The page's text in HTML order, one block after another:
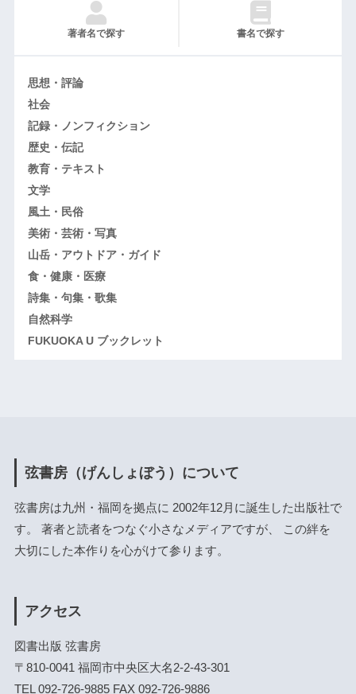
著者名で探す 書名で探す
思想・評論
社会
記録・ノンフィクション
歴史・伝記
教育・テキスト
文学
風土・民俗
美術・芸術・写真
山岳・アウトドア・ガイド
食・健康・医療
詩集・句集・歌集
自然科学
FUKUOKA U ブックレット
弦書房（げんしょぼう）について
弦書房は九州・福岡を拠点に 2002年12月に誕生した出版社で
す。 著者と読者をつなぐ小さなメディアですが、 この絆を
大切にした本作りを心がけて参ります。
アクセス
図書出版 弦書房
〒810-0041 福岡市中央区大名2-2-43-301
TEL 092-726-9885 FAX 092-726-9886